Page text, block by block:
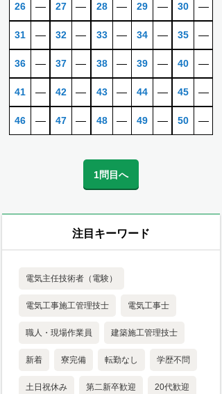
26 ―
31 ―
36 ―
41 ―
46 ―
27 ―
32 ―
37 ―
42 ―
47 ―
28 ―
33 ―
38 ―
43 ―
48 ―
29 ―
34 ―
39 ―
44 ―
49 ―
30 ―
35 ―
40 ―
45 ―
50 ―
1問目へ
注目キーワード
電気主任技術者（電験）
電気工事施工管理技士 電気工事士
職人・現場作業員 建築施工管理技士
新着 寮完備 転勤なし 学歴不問
土日祝休み 第二新卒歓迎 20代歓迎